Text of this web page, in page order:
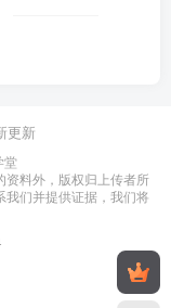
更新
堂
资料外，版权归上传者所
们并提供证据，我们将